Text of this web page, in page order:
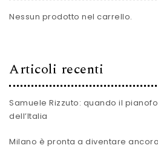
Nessun prodotto nel carrello.
Articoli recenti
Samuele Rizzuto: quando il
dell’Italia
Milano è pronta a diventare